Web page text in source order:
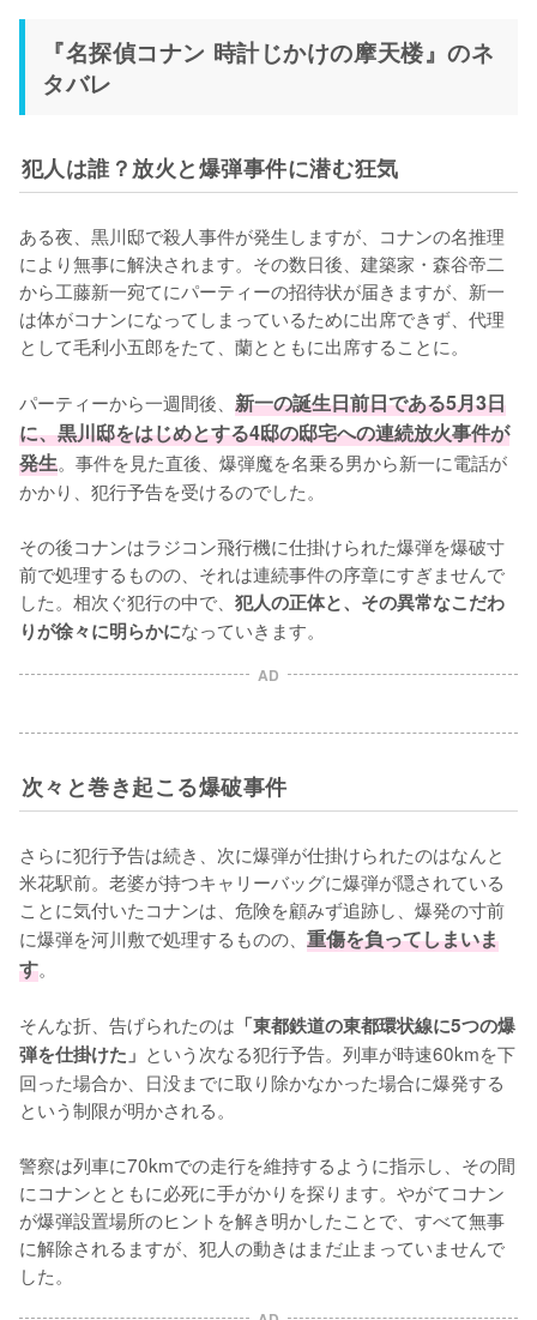
『名探偵コナン 時計じかけの摩天楼』のネ
タバレ
犯人は誰？放火と爆弾事件に潜む狂気
ある夜、黒川邸で殺人事件が発生しますが、コナンの名推理
により無事に解決されます。その数日後、建築家・森谷帝二
から工藤新一宛てにパーティーの招待状が届きますが、新一
は体がコナンになってしまっているために出席できず、代理
として毛利小五郎をたて、蘭とともに出席することに。
パーティーから一週間後、 新一の誕生日前日である5月3日
に、黒川邸をはじめとする4邸の邸宅への連続放火事件が
発生。事件を見た直後、爆弾魔を名乗る男から新一に電話が
かかり、犯行予告を受けるのでした。
その後コナンはラジコン飛行機に仕掛けられた爆弾を爆破寸
前で処理するものの、それは連続事件の序章にすぎませんで
した。相次ぐ犯行の中で、 犯人の正体と、その異常なこだわ
りが徐々に明らかになっていきます。
AD
次々と巻き起こる爆破事件
さらに犯行予告は続き、次に爆弾が仕掛けられたのはなんと
米花駅前。老婆が持つキャリーバッグに爆弾が隠されている
ことに気付いたコナンは、危険を顧みず追跡し、爆発の寸前
に爆弾を河川敷で処理するものの、 重傷を負ってしまいま
す。
そんな折、告げられたのは 「東都鉄道の東都環状線に5つの爆
弾を仕掛けた」 という次なる犯行予告。列車が時速60kmを下
回った場合か、日没までに取り除かなかった場合に爆発する
という制限が明かされる。
警察は列車に70kmでの走行を維持するように指示し、その間
にコナンとともに必死に手がかりを探ります。やがてコナン
が爆弾設置場所のヒントを解き明かしたことで、すべて無事
に解除されるますが、犯人の動きはまだ止まっていませんで
した。